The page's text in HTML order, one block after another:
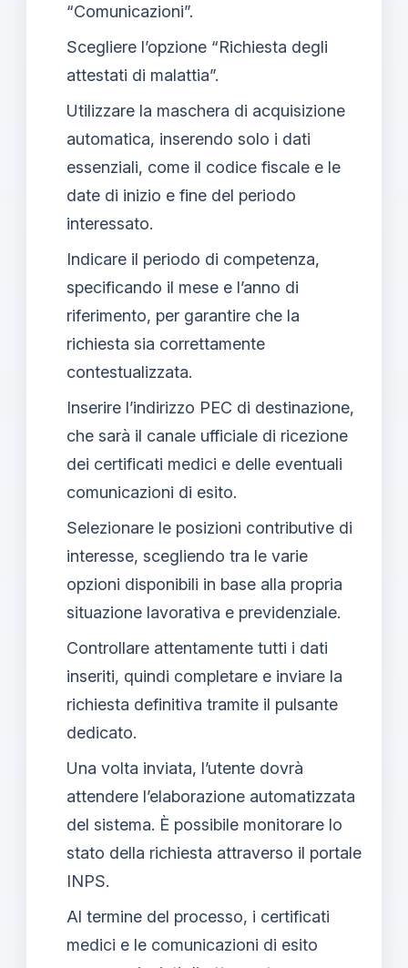
“Comunicazioni”.
Scegliere l’opzione “Richiesta degli
attestati di malattia”.
Utilizzare la maschera di acquisizione
automatica, inserendo solo i dati
essenziali, come il codice fiscale e le
date di inizio e fine del periodo
interessato.
Indicare il periodo di competenza,
specificando il mese e l’anno di
riferimento, per garantire che la
richiesta sia correttamente
contestualizzata.
Inserire l’indirizzo PEC di destinazione,
che sarà il canale ufficiale di ricezione
dei certificati medici e delle eventuali
comunicazioni di esito.
Selezionare le posizioni contributive di
interesse, scegliendo tra le varie
opzioni disponibili in base alla propria
situazione lavorativa e previdenziale.
Controllare attentamente tutti i dati
inseriti, quindi completare e inviare la
richiesta definitiva tramite il pulsante
dedicato.
Una volta inviata, l’utente dovrà
attendere l’elaborazione automatizzata
del sistema. È possibile monitorare lo
stato della richiesta attraverso il portale
INPS.
Al termine del processo, i certificati
medici e le comunicazioni di esito